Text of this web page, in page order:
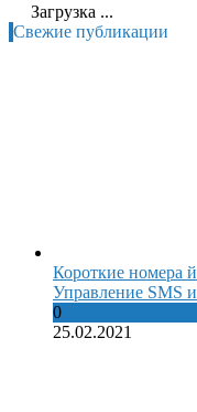
Загрузка ...
Свежие публикации
Короткие номера
Управление SMS
0
25.02.2021